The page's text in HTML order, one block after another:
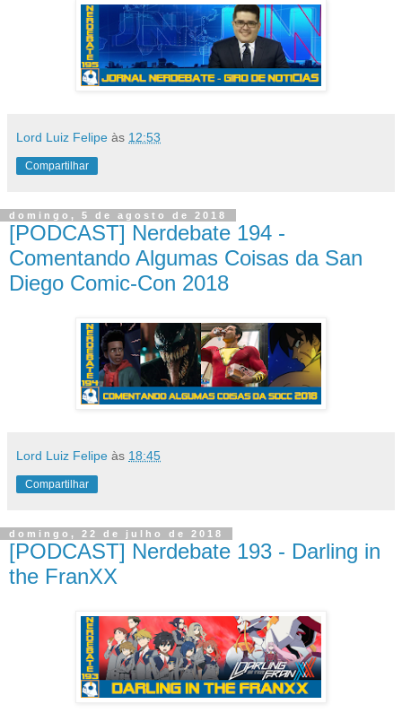
Lord Luiz Felipe às 12:53
Compartilhar
domingo, 5 de agosto de 2018
[PODCAST] Nerdebate 194 -
Comentando Algumas Coisas da San
Diego Comic-Con 2018
Lord Luiz Felipe às 18:45
Compartilhar
domingo, 22 de julho de 2018
[PODCAST] Nerdebate 193 - Darling in
the FranXX